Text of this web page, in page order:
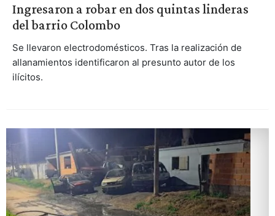
Ingresaron a robar en dos quintas linderas
del barrio Colombo
Se llevaron electrodomésticos. Tras la realización de
allanamientos identificaron al presunto autor de los
ilícitos.